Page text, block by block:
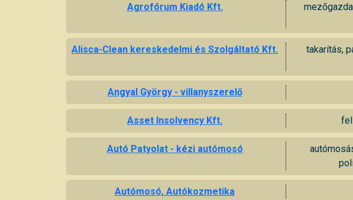
Agrofórum Kiadó Kft.
Alisca-Clean kereskedelmi és Szolgáltató Kft.
takarítás,
Angyal György - villanyszerelő
Asset Insolvency Kft.
Autó Patyolat - kézi autómosó
Autómosó, Autókozmetika